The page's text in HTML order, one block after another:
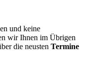
und keine
wir Ihnen im Übrigen
die neusten Termine